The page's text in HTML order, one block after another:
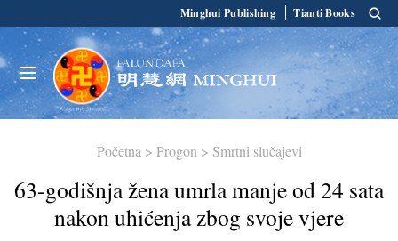
Minghui Publishing Tianti Books
Početna > Progon > Smrtni slučajevi
63-godišnja žena umrla manje od 24 sata
nakon uhićenja zbog svoje vjere